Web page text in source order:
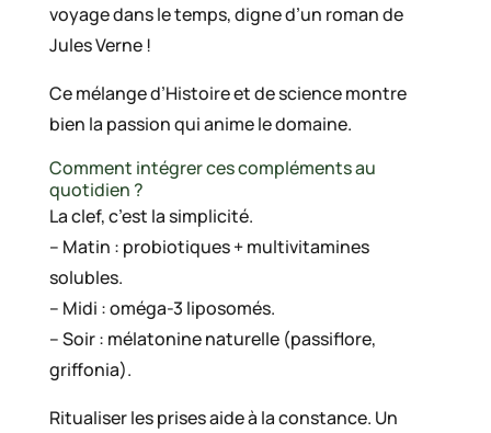
voyage dans le temps, digne d’un roman de
Jules Verne !
Ce mélange d’Histoire et de science montre
bien la passion qui anime le domaine.
Comment intégrer ces compléments au
quotidien ?
La clef, c’est la simplicité.
– Matin : probiotiques + multivitamines
solubles.
– Midi : oméga-3 liposomés.
– Soir : mélatonine naturelle (passiflore,
griffonia).
Ritualiser les prises aide à la constance. Un